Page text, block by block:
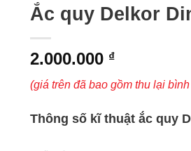
Ắc quy Delkor
2.000.000 ₫
(giá trên đã bao gồm thu lại
Thông số kĩ thuật ắc quy